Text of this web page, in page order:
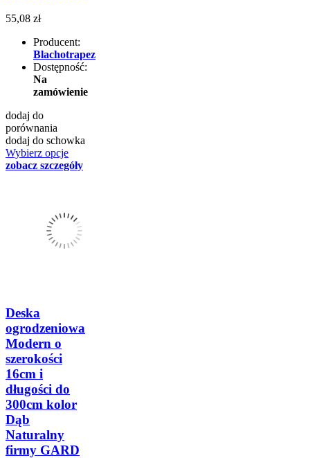
55,08 zł
Producent:
Blachotrapez
Dostępność:
Na
zamówienie
dodaj do
porównania
dodaj do schowka
Wybierz opcje
zobacz szczegóły
Deska
ogrodzeniowa
Modern o
szerokości
16cm i
długości do
300cm kolor
Dąb
Naturalny
firmy GARD